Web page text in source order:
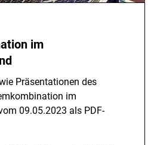
im
Präsentationen des
im
09.05.2023 als PDF-